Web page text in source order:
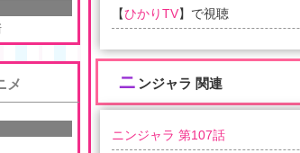
【ひかりTV】で視聴
ニ ンジャラ 関連
ニンジャラ 第107話
メ